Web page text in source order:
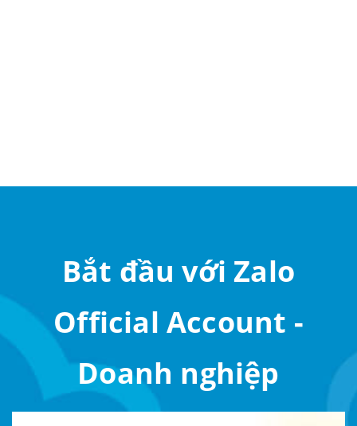
Bắt đầu với Zalo
Official Account -
Doanh nghiệp